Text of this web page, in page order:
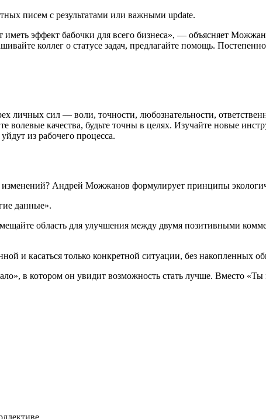
писем с результатами или важными update.
эффект бабочки для всего бизнеса», — объясняет
коллег о статусе задач, предлагайте помощь. Постепенно
личных сил — воли, точности, любознательности,
качества, будьте точны в целях. Изучайте новые
из рабочего процесса.
Андрей Можжанов формулирует принципы
данные».
область для улучшения между двумя позитивными
и касаться только конкретной ситуации, без накопленных
в котором он увидит возможность стать лучше. Вместо